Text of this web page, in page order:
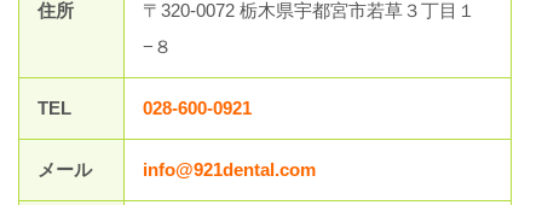
住所
〒320-0072 栃木県宇都宮市若草３丁目１
−８
TEL 028-600-0921
メール info@921dental.com